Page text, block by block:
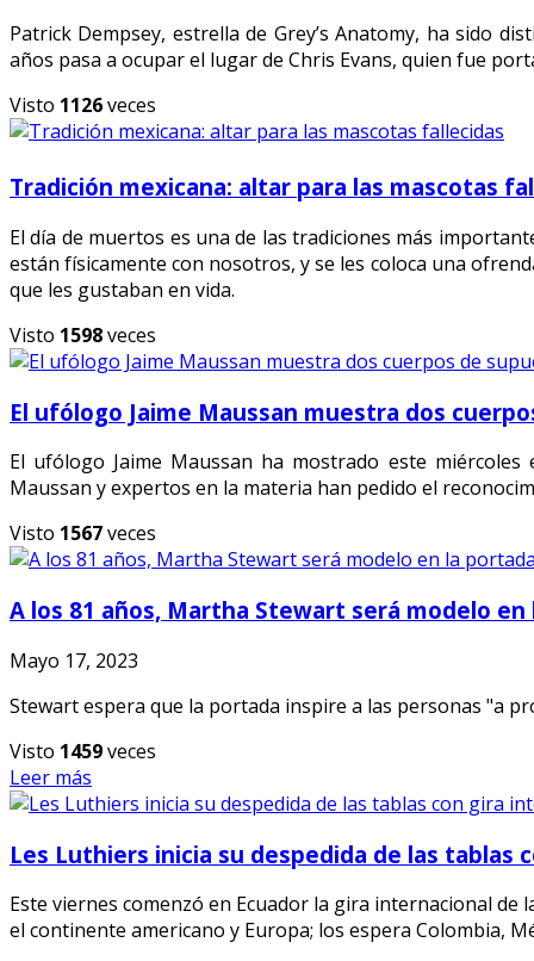
Patrick Dempsey, estrella de Grey’s Anatomy, ha sido
años pasa a ocupar el lugar de Chris Evans, quien fue
Visto 1126veces
Tradición mexicana: altar para las mascotas
El día de muertos es una de las tradiciones más
están físicamente con nosotros, y se les coloca una
que les gustaban en vida.
Visto 1598veces
El ufólogo Jaime Maussan muestra dos
El ufólogo Jaime Maussan ha mostrado este
Maussan y expertos en la materia han pedido el
Visto 1567veces
A los 81 años, Martha Stewart será modelo
Mayo 17, 2023
Stewart espera que la portada inspire a las personas "a
Visto 1459veces
Leer más
Les Luthiers inicia su despedida de las tablas
Este viernes comenzó en Ecuador la gira internacional
el continente americano y Europa; los espera Colombia,